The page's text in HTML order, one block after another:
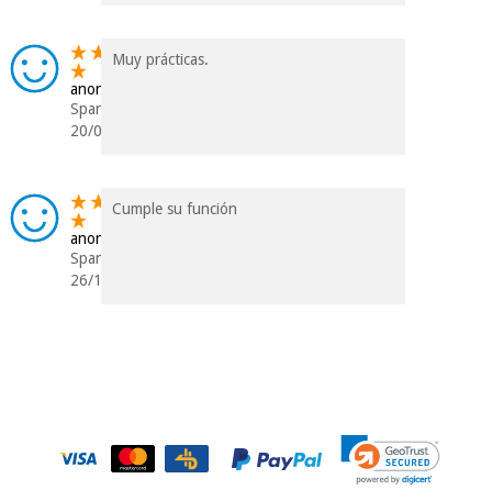
anonym
Spanien
20/02/2023
Muy prácticas.
anonym
Spanien
26/12/2019
Cumple su función